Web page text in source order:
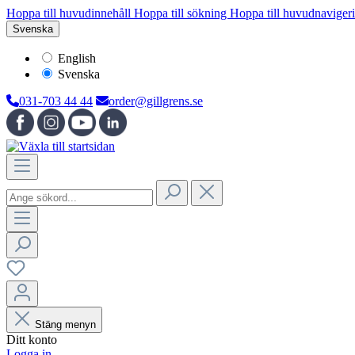
Hoppa till huvudinnehåll Hoppa till sökning Hoppa till
Svenska
English
Svenska
031-703 44 44
order@gillgrens.se
Stäng menyn
Ditt konto